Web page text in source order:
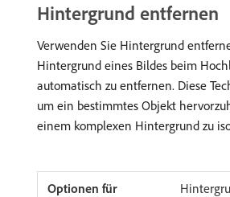
Hintergrund entfernen
Verwenden Sie Hintergrund
Hintergrund eines Bildes beim
automatisch zu entfernen. Diese
um ein bestimmtes Objekt
einem komplexen Hintergrund zu